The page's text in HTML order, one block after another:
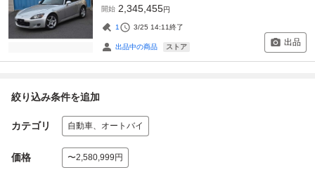
開始 2,345,455円
1 3/25 14:11終了
出品中の商品 ストア 出品
絞り込み条件を追加
カテゴリ 自動車、オートバイ
価格 〜2,580,999円